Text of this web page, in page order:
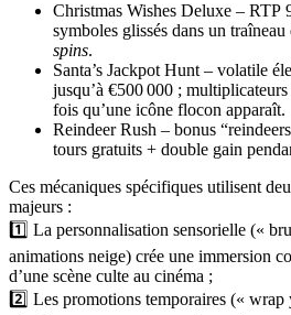
Christmas Wishes Deluxe – RTP
symboles glissés dans un traîneau
spins.
Santa’s Jackpot Hunt – volatile
jusqu’à €500 000 ; multiplicateurs
fois qu’une icône flocon apparaît.
Reindeer Rush – bonus
tours gratuits + double gain
Ces mécaniques spécifiques utilisent
majeurs :
1️⃣ La personnalisation sensorielle («
animations neige) crée une immersion
d’une scène culte au cinéma ;
2️⃣ Les promotions temporaires («